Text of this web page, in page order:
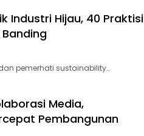
Industri Hijau, 40 Praktisi
dan pemerhati sustainability…
Media,
Pembangunan